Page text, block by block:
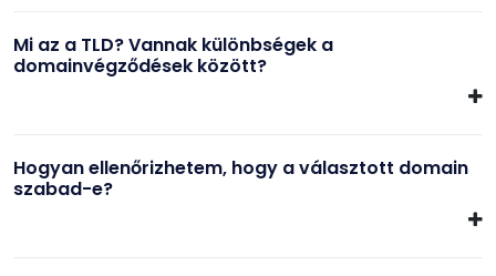
Mi az a TLD? Vannak különbségek a
domainvégződések között?
Hogyan ellenőrizhetem, hogy a választott domain
szabad-e?